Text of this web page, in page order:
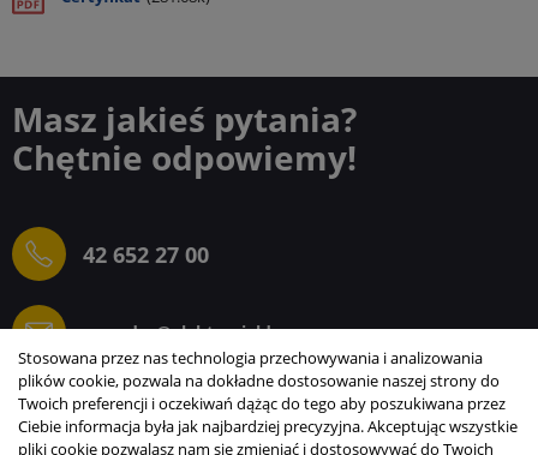
Masz jakieś pytania?
Chętnie odpowiemy!
42 652 27 00
sprzedaz@elektrogielda.com
ELEKTROGIEŁDA SZ.ŻACZKIEWICZ; M.KARLIŃSKI
Stosowana przez nas technologia przechowywania i analizowania
plików cookie, pozwala na dokładne dostosowanie naszej strony do
Twoich preferencji i oczekiwań dążąc do tego aby poszukiwana przez
Ciebie informacja była jak najbardziej precyzyjna. Akceptując wszystkie
pliki cookie pozwalasz nam się zmieniać i dostosowywać do Twoich